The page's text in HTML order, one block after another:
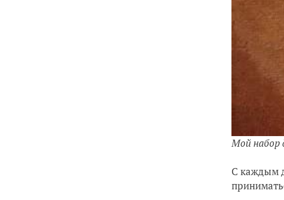
Мой набор
С каждым